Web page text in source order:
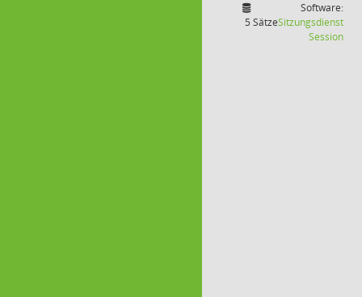
5 Sätze
Software:
Sitzungsdienst
Session